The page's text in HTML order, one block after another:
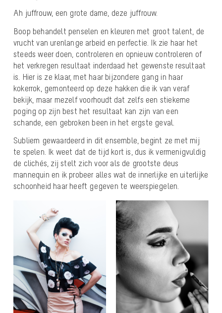
Ah juffrouw, een grote dame, deze juffrouw.
Boop behandelt penselen en kleuren met groot talent, de
vrucht van urenlange arbeid en perfectie. Ik zie haar het
steeds weer doen, controleren en opnieuw controleren of
het verkregen resultaat inderdaad het gewenste resultaat
is. Hier is ze klaar, met haar bijzondere gang in haar
kokerrok, gemonteerd op deze hakken die ik van veraf
bekijk, maar mezelf voorhoudt dat zelfs een stiekeme
poging op zijn best het resultaat kan zijn van een
schande, een gebroken been in het ergste geval.
Subliem gewaardeerd in dit ensemble, begint ze met mij
te spelen. Ik weet dat de tijd kort is, dus ik vermenigvuldig
de clichés, zij stelt zich voor als de grootste deus
mannequin en ik probeer alles wat de innerlijke en uiterlijke
schoonheid haar heeft gegeven te weerspiegelen.